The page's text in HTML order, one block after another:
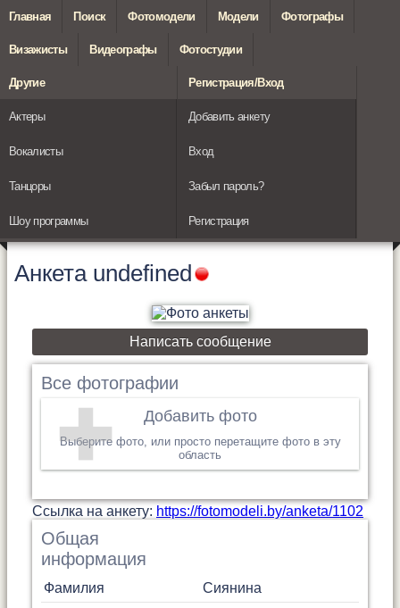
Главная Поиск Фотомодели Модели Фотографы
Визажисты Видеографы Фотостудии
Другие
Актеры
Вокалисты
Танцоры
Шоу программы
Регистрация/Вход
Добавить анкету
Вход
Забыл пароль?
Регистрация
Анкета undefined
Написать сообщение
Все фотографии
Добавить фото
Выберите фото, или просто перетащите фото в эту
область
Cсылка на анкету: https://fotomodeli.by/anketa/1102
Общая
информация
Фамилия
Сиянина